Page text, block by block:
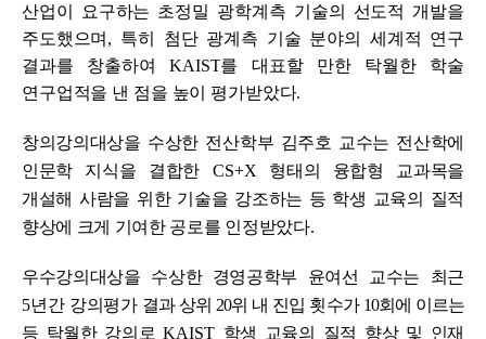
산업이 요구하는 초정밀 광학계측 기술의 선도적 개발을
주도했으며 , 특히 첨단 광계측 기술 분야의 세계적 연구
결과를 창출하여KAIST를 대표할 만한 탁월한 학술
연구업적을 낸 점을 높이 평가받았다.
창의강의대상을 수상한 전산학부 김주호 교수는 전산학에
인문학 지식을 결합한 CS+X 형태의 융합형 교과목을
개설해 사람을 위한 기술을 강조하는 등 학생 교육의 질적
향상에 크게 기여한 공로를 인정받았다.
우수강의대상을 수상한 경영공학부 윤여선 교수는 최근
5년간 강의평가 결과 상위 20위 내 진입 횟수가 10회에 이르는
등 탁월한 강의로KAIST 학생 교육의 질적 향상 및 인재